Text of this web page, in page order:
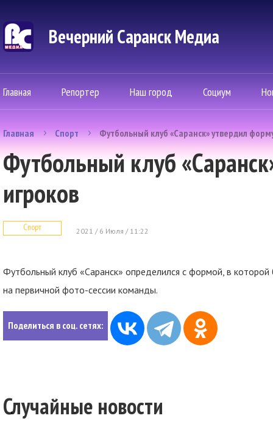
Вечерний Саранск Mедиа
Главная Репортер Наш город Социум
Главная Спорт Футбольный клуб «Саранск» утвердил
Футбольный клуб
игроков
Спорт 2021 / 6 Июля / 11:22
Футбольный клуб «Саранск» определился с формой, в которой
на первичной фото-сессии команды.
Поделиться в соц. сетях:
Случайные новости